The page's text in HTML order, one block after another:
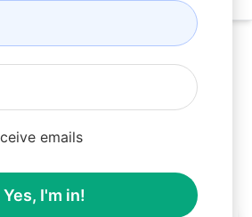
UNSURE
March 10, 2023
emails
Yes, I'm in!